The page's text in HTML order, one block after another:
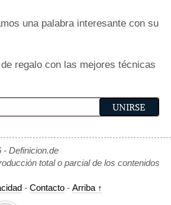
una palabra interesante con su
regalo con las mejores técnicas
- Definicion.de
total o parcial de los contenidos
- Contacto - Arriba ↑